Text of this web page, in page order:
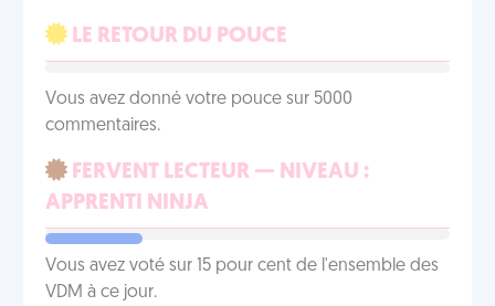
LE RETOUR DU POUCE
Vous avez donné votre pouce sur 5000
commentaires.
FERVENT LECTEUR — NIVEAU :
APPRENTI NINJA
Vous avez voté sur 15 pour cent de l'ensemble des
VDM à ce jour.